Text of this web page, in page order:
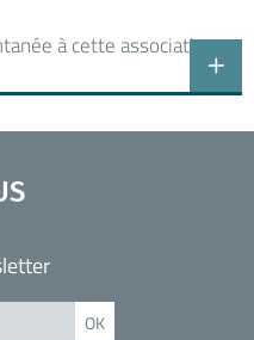
à cette association